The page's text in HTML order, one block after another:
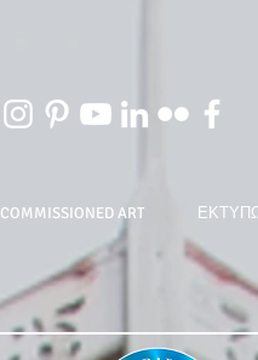
COMMISSIONED ART